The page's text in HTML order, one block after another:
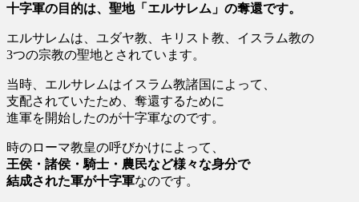
十字軍の目的は、聖地「エルサレム」の奪還です。
エルサレムは、ユダヤ教、キリスト教、イスラム教の
3つの宗教の聖地とされています。
当時、エルサレムはイスラム教諸国によって、
支配されていたため、奪還するために
進軍を開始したのが十字軍なのです。
時のローマ教皇の呼びかけによって、
王侯・諸侯・騎士・農民など様々な身分で
結成された軍が十字軍なのです。